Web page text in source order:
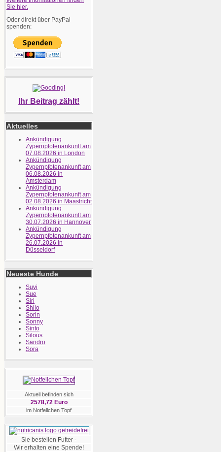
Sie hier.
Oder direkt über PayPal
spenden:
Ihr Beitrag zählt!
Aktuelles
Ankündigung
Zypernpfotenankunft am
07.08.2026 in London
Ankündigung
Zypernpfotenankunft am
06.08.2026 in
Amsterdam
Ankündigung
Zypernpfotenankunft am
02.08.2026 in Maastricht
Ankündigung
Zypernpfotenankunft am
30.07.2026 in Hannover
Ankündigung
Zypernpfotenankunft am
26.07.2026 in
Düsseldorf
Neueste Hunde
Suvi
Sue
Siri
Shilo
Sorin
Sonny
Sinto
Silous
Sandro
Sora
Aktuell befinden sich
2578,72 Euro
im Notfellchen Topf
Sie bestellen Futter -
Wir erhalten eine Spende!